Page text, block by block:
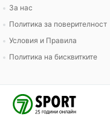
За нас
Политика за поверителност
Условия и Правила
Политика на бисквитките